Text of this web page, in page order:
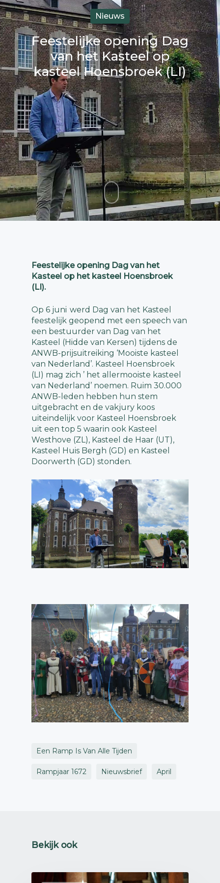
Nieuws
Feestelijke opening Dag
van het Kasteel op
kasteel Hoensbroek (LI)
Feestelijke opening Dag van het
Kasteel op het kasteel Hoensbroek
(LI).
Op 6 juni werd Dag van het Kasteel
feestelijk geopend met een speech van
een bestuurder van Dag van het
Kasteel (Hidde van Kersen) tijdens de
ANWB-prijsuitreiking ‘Mooiste kasteel
van Nederland’. Kasteel Hoensbroek
(LI) mag zich ’ het allermooiste kasteel
van Nederland’ noemen. Ruim 30.000
ANWB-leden hebben hun stem
uitgebracht en de vakjury koos
uiteindelijk voor Kasteel Hoensbroek
uit een top 5 waarin ook Kasteel
Westhove (ZL), Kasteel de Haar (UT),
Kasteel Huis Bergh (GD) en Kasteel
Doorwerth (GD) stonden.
Een Ramp Is Van Alle Tijden
Rampjaar 1672 Nieuwsbrief April
Bekijk ook